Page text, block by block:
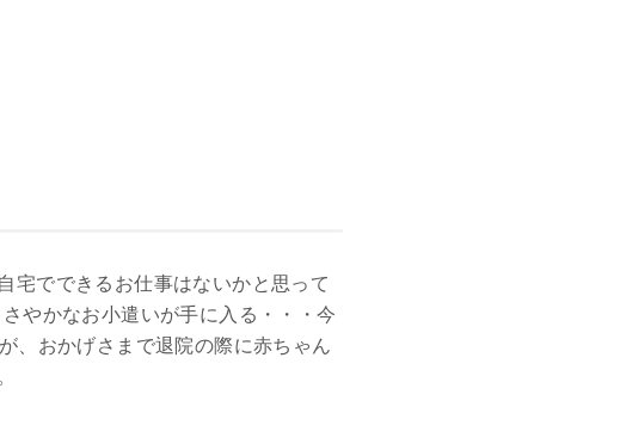
宅でできるお仕事はないかと思って
やかなお小遣いが手に入る・・・今
、おかげさまで退院の際に赤ちゃん